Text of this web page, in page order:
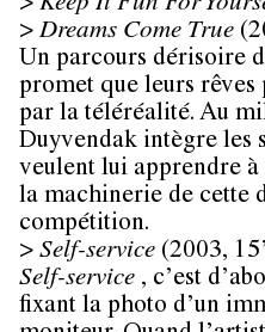
> Dreams Come True
Un parcours dérisoire
promet que leurs
par la téléréalité. Au
Duyvendak intègre les
veulent lui apprendre à
la machinerie de cette
compétition.
> Self-service (2003,
Self-service , c’est
fixant la photo d’un